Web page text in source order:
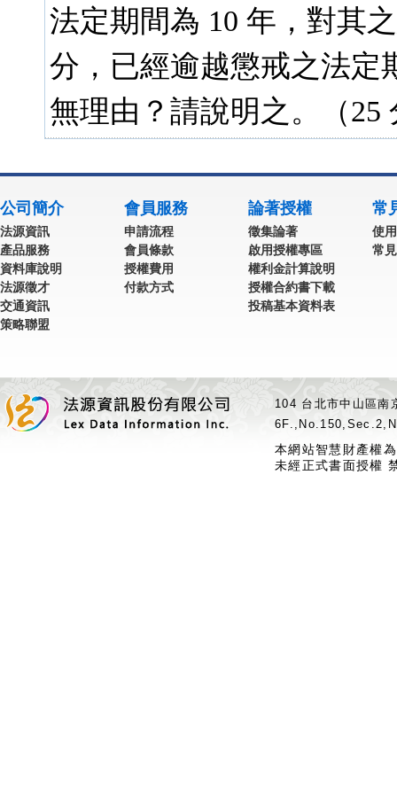
法定期間為 10 年，對其
分，已經逾越懲戒之法定
無理由？請說明之。（25
公司簡介
法源資訊
產品服務
資料庫說明
法源徵才
交通資訊
策略聯盟
會員服務
申請流程
會員條款
授權費用
付款方式
論著授權
徵集論著
啟用授權專區
權利金計算說明
授權合約書下載
投稿基本資料表
常
使
常
104 台北市中山區
本網站智慧財產權
未經正式書面授權